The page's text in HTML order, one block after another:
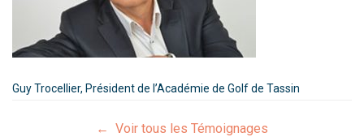
Guy Trocellier, Président de l’Académie de Golf de Tassin
← Voir tous les Témoignages